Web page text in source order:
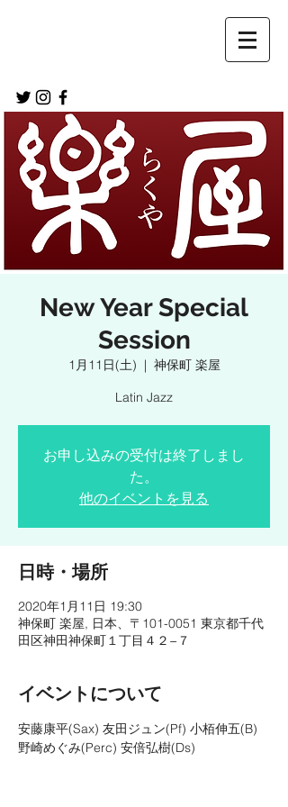
New Year Special
Session
1月11日(土)
  |
神保町 楽屋
Latin Jazz
お申し込みの受付は終了しまし
た。
他のイベントを見る
日時・場所
2020年1月11日 19:30
神保町 楽屋, 日本、〒101-0051 東京都千代
田区神田神保町１丁目４２−７
イベントについて
安藤康平(Sax) 友田ジュン(Pf) 小栢伸五(B)
野崎めぐみ(Perc) 安倍弘樹(Ds)